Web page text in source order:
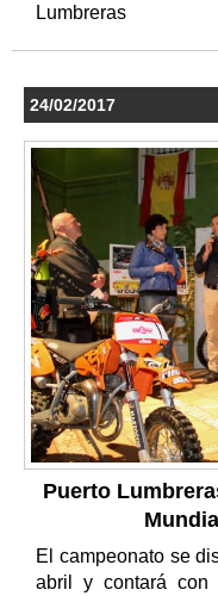
Lumbreras
24/02/2017
Puerto
El campeonato se
abril y contará con